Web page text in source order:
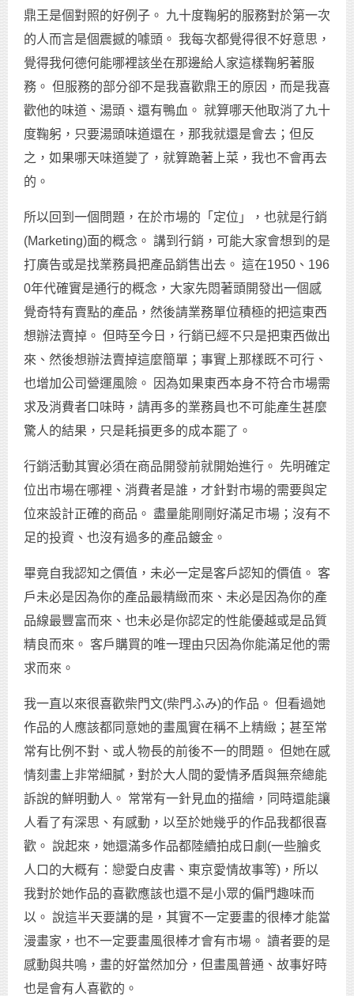
鼎王是個對照的好例子。 九十度鞠躬的服務對於第一次
的人而言是個震撼的噱頭。 我每次都覺得很不好意思，
覺得我何德何能哪裡該坐在那邊給人家這樣鞠躬著服
務。 但服務的部分卻不是我喜歡鼎王的原因，而是我喜
歡他的味道、湯頭、還有鴨血。 就算哪天他取消了九十
度鞠躬，只要湯頭味道還在，那我就還是會去；但反
之，如果哪天味道變了，就算跪著上菜，我也不會再去
的。
所以回到一個問題，在於市場的「定位」，也就是行銷
(Marketing)面的概念。 講到行銷，可能大家會想到的是
打廣告或是找業務員把產品銷售出去。 這在1950、196
0年代確實是通行的概念，大家先悶著頭開發出一個感
覺奇特有賣點的產品，然後請業務單位積極的把這東西
想辦法賣掉。 但時至今日，行銷已經不只是把東西做出
來、然後想辦法賣掉這麼簡單；事實上那樣既不可行、
也增加公司營運風險。 因為如果東西本身不符合市場需
求及消費者口味時，請再多的業務員也不可能產生甚麼
驚人的結果，只是耗損更多的成本罷了。
行銷活動其實必須在商品開發前就開始進行。 先明確定
位出市場在哪裡、消費者是誰，才針對市場的需要與定
位來設計正確的商品。 盡量能剛剛好滿足市場；沒有不
足的投資、也沒有過多的產品鍍金。
畢竟自我認知之價值，未必一定是客戶認知的價值。 客
戶未必是因為你的產品最精緻而來、未必是因為你的產
品線最豐富而來、也未必是你認定的性能優越或是品質
精良而來。 客戶購買的唯一理由只因為你能滿足他的需
求而來。
我一直以來很喜歡柴門文(柴門ふみ)的作品。 但看過她
作品的人應該都同意她的畫風實在稱不上精緻；甚至常
常有比例不對、或人物長的前後不一的問題。 但她在感
情刻畫上非常細膩，對於大人間的愛情矛盾與無奈總能
訴說的鮮明動人。 常常有一針見血的描繪，同時還能讓
人看了有深思、有感動，以至於她幾乎的作品我都很喜
歡。 說起來，她還滿多作品都陸續拍成日劇(一些膾炙
人口的大概有：戀愛白皮書、東京愛情故事等)，所以
我對於她作品的喜歡應該也還不是小眾的偏門趣味而
以。 說這半天要講的是，其實不一定要畫的很棒才能當
漫畫家，也不一定要畫風很棒才會有市場。 讀者要的是
感動與共鳴，畫的好當然加分，但畫風普通、故事好時
也是會有人喜歡的。